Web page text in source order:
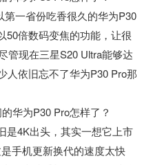
一省份吃香很久的华为P30
50倍数码变焦的功能，让很
管现在三星S20 Ultra能够达
人依旧忘不了华为P30 Pro那
是4K出头，其实一想它上市
手机更新换代的速度太快